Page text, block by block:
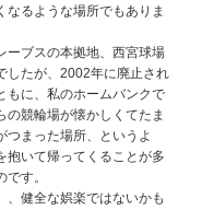
なるような場所でもありま
ブスの本拠地、西宮球場
したが、2002年に廃止され
もに、私のホームバンクで
の競輪場が懐かしくてたま
つまった場所、というよ
抱いて帰ってくることが多
す。
健全な娯楽ではないかも